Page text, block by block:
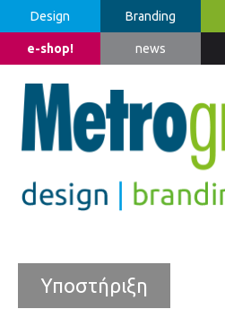
Design Branding
e-shop! news
Υποστήριξη